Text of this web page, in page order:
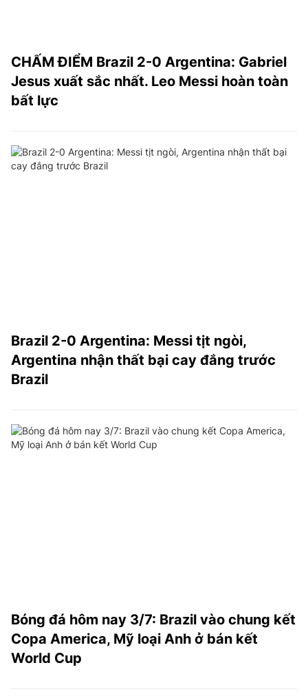
CHẤM ĐIỂM Brazil 2-0 Argentina: Gabriel
Jesus xuất sắc nhất. Leo Messi hoàn toàn
bất lực
Brazil 2-0 Argentina: Messi tịt ngòi,
Argentina nhận thất bại cay đắng trước
Brazil
Bóng đá hôm nay 3/7: Brazil vào chung kết
Copa America, Mỹ loại Anh ở bán kết
World Cup